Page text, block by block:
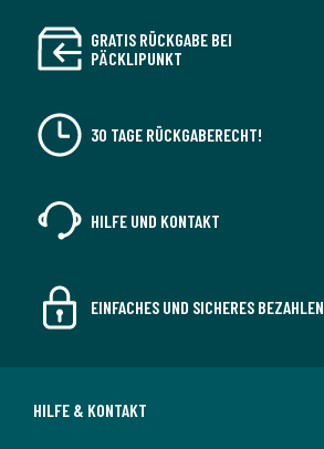
GRATIS RÜCKGABE BEI
PÄCKLIPUNKT
30 TAGE RÜCKGABERECHT!
HILFE UND KONTAKT
EINFACHES UND SICHERES BEZAHLEN
HILFE & KONTAKT